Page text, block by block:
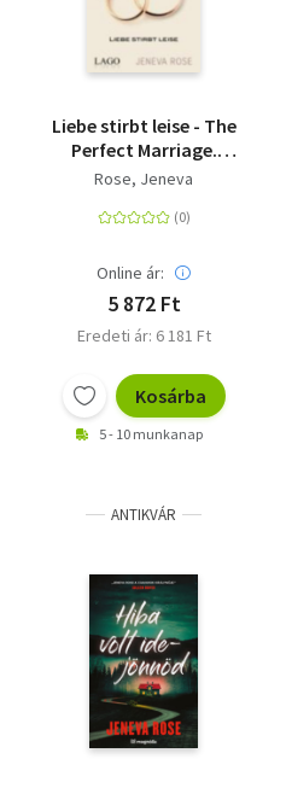
Liebe stirbt leise - The
Perfect Marriage.
Fesselnde Spannung
Psychothriller-
Mio. verkauften
Exemplaren endlich
auf Deutsch
Rose, Jeneva
Online ár:
5 872 Ft
Eredeti ár: 6 181 Ft
Kosárba
5 - 10 munkanap
ANTIKVÁR